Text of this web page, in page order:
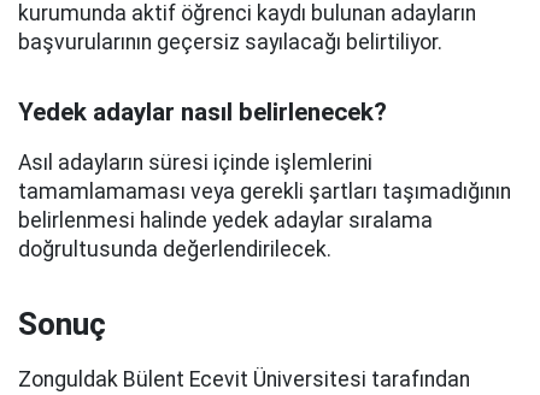
kurumunda aktif öğrenci kaydı bulunan adayların
başvurularının geçersiz sayılacağı belirtiliyor.
Yedek adaylar nasıl belirlenecek?
Asıl adayların süresi içinde işlemlerini
tamamlamaması veya gerekli şartları taşımadığının
belirlenmesi halinde yedek adaylar sıralama
doğrultusunda değerlendirilecek.
Sonuç
Zonguldak Bülent Ecevit Üniversitesi tarafından